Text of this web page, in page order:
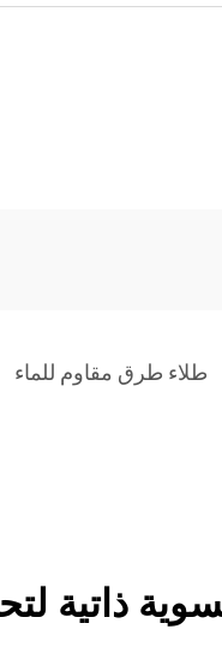
طلاء طرق مقاوم للماء
ذاتية